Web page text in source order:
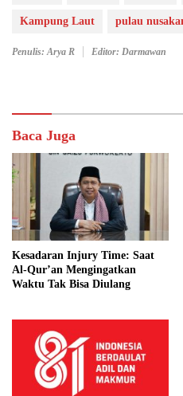
Kampung Laut pulau
Penulis: Arya R Editor: Darmawan
Baca Juga
Kesadaran Injury Time: Saat
Al-Qur’an Mengingatkan
Waktu Tak Bisa Diulang